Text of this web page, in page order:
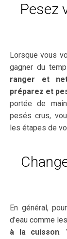
Pesez
Lorsque vous
gagner du
ranger et
préparez et
portée de
pesés crus,
les étapes de
En général,
d’eau comme les
à la cuisson.